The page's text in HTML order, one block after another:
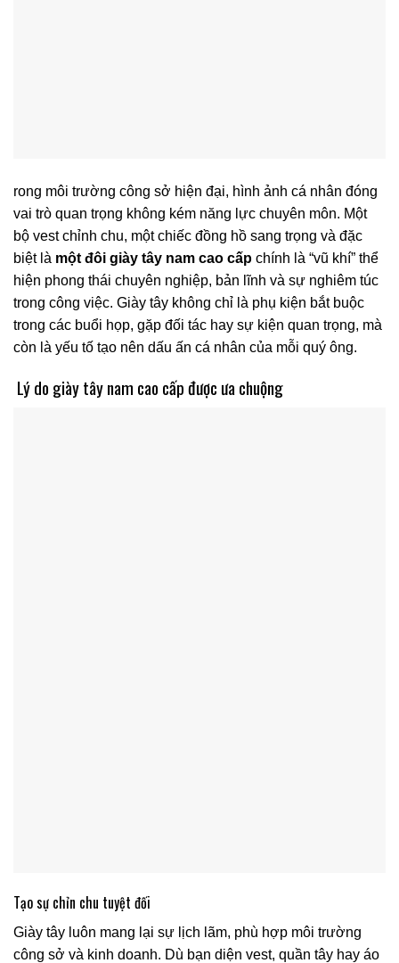
rong môi trường công sở hiện đại, hình ảnh cá nhân đóng
vai trò quan trọng không kém năng lực chuyên môn. Một
bộ vest chỉnh chu, một chiếc đồng hồ sang trọng và đặc
biệt là một đôi giày tây nam cao cấp chính là “vũ khí” thể
hiện phong thái chuyên nghiệp, bản lĩnh và sự nghiêm túc
trong công việc. Giày tây không chỉ là phụ kiện bắt buộc
trong các buổi họp, gặp đối tác hay sự kiện quan trọng, mà
còn là yếu tố tạo nên dấu ấn cá nhân của mỗi quý ông.
Lý do giày tây nam cao cấp được ưa chuộng
Tạo sự chỉn chu tuyệt đối
Giày tây luôn mang lại sự lịch lãm, phù hợp môi trường
công sở và kinh doanh. Dù bạn diện vest, quần tây hay áo